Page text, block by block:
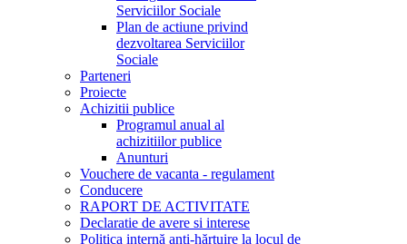
Serviciilor Sociale
Plan de actiune privind
dezvoltarea Serviciilor
Sociale
Parteneri
Proiecte
Achizitii publice
Programul anual al
achizitiilor publice
Anunturi
Vouchere de vacanta - regulament
Conducere
RAPORT DE ACTIVITATE
Declaratie de avere si interese
Politica internă anti-hărțuire la locul de